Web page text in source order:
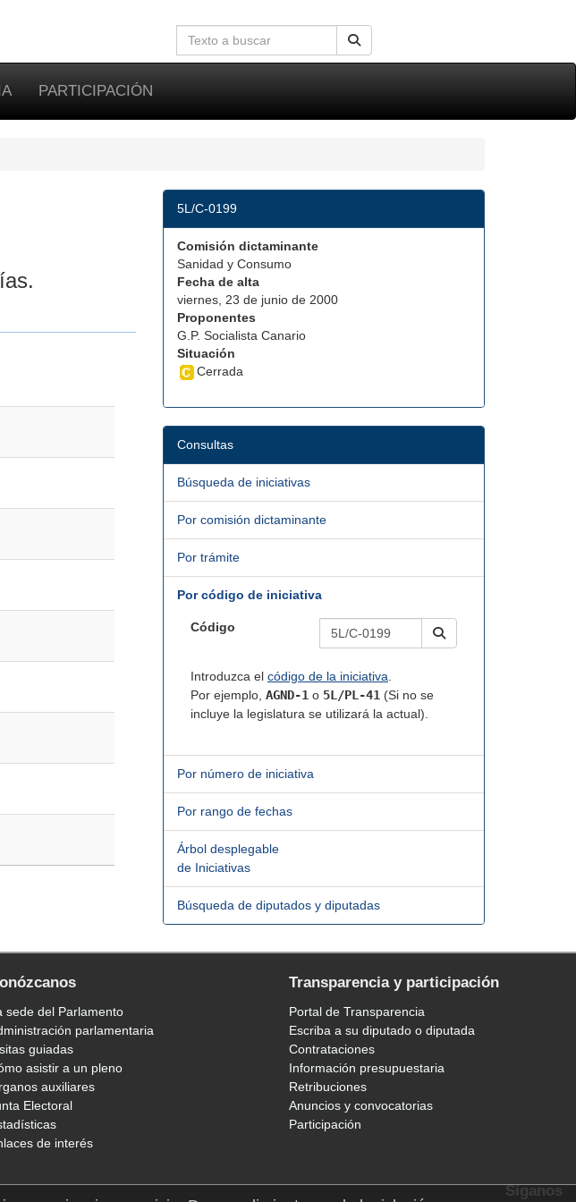
PARTICIPACIÓN
5L/C-0199
Comisión dictaminante
Sanidad y Consumo
Fecha de alta
viernes, 23 de junio de 2000
Proponentes
G.P. Socialista Canario
Situación
Cerrada
Consultas
Búsqueda de iniciativas
Por comisión dictaminante
Por trámite
Por código de iniciativa
Código
Introduzca el código de la iniciativa.
Por ejemplo, AGND-1 o 5L/PL-41 (Si no se
incluye la legislatura se utilizará la actual).
Por número de iniciativa
Por rango de fechas
Árbol desplegable
de Iniciativas
Búsqueda de diputados y diputadas
sede del Parlamento
parlamentaria
guiadas
asistir a un pleno
auxiliares
Electoral
de interés
Transparencia y participación
Portal de Transparencia
Escriba a su diputado o diputada
Contrataciones
Información presupuestaria
Retribuciones
Anuncios y convocatorias
Participación
Síganos